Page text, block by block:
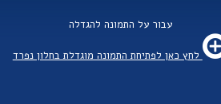
עבור על התמונה להגדלה
לחץ כאן לפתיחת התמונה מוגדלת בחלון נפרד